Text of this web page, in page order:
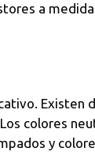
a
Existen
colores
y